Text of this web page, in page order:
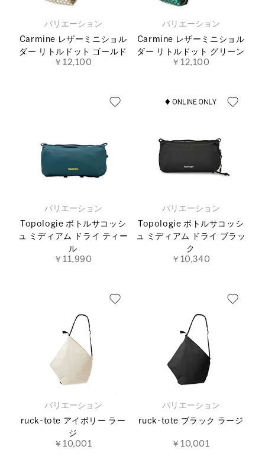
バリエーション
Carmine レザーミニショル
ダー リトルドット ゴールド
￥12,100
バリエーション
Carmine レザーミニショル
ダー リトルドット グリーン
￥12,100
バリエーション
Topologie ボトルサコッシ
ュ ミディアム ドライ ティー
ル
￥11,990
バリエーション
Topologie ボトルサコッシ
ュ ミディアム ドライ ブラッ
ク
￥10,340
バリエーション
ruck-tote アイボリー ラー
ジ
￥10,001
バリエーション
ruck-tote ブラック ラージ
￥10,001